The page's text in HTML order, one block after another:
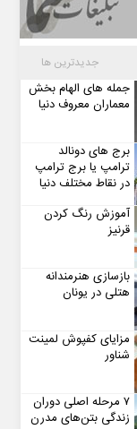
جدیدترین ها
جمله های الهام بخش
معماران معروف دنیا
برج های دونالد
ترامپ یا برج ترامپ
در نقاط مختلف دنیا
آموزش رنگ کردن
قرنیز
بازسازی هنرمندانه
هتلی در یونان
مزایای کفپوش لمینت
شناور
۷ مرحله اصلی دوران
زندگی بتن‌های مدرن